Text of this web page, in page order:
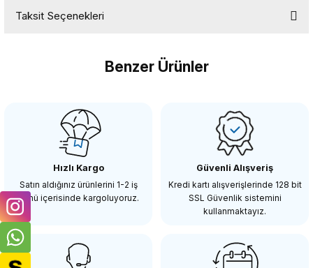
Yorum Yaz
Taksit Seçenekleri
Benzer Ürünler
Canon EF Mount İçin Body ve Lens Arka Kapağı
OEM
Hızlı Kargo
Satın aldığınız ürünlerini 1-2 iş
günü içerisinde kargoluyoruz.
Güvenli Alışveriş
Kredi kartı alışverişlerinde 128 bit
SSL Güvenlik sistemini
kullanmaktayız.